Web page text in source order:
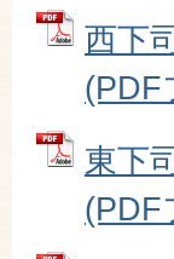
西下
(PDF
東下
(PDF